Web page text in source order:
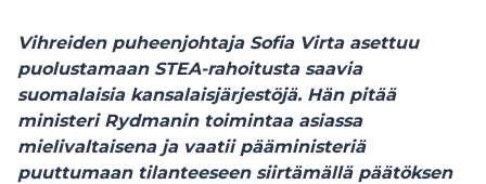
Vihreiden puheenjohtaja Sofia Virta asettuu
puolustamaan STEA-rahoitusta saavia
suomalaisia kansalaisjärjestöjä. Hän pitää
ministeri Rydmanin toimintaa asiassa
mielivaltaisena ja vaatii pääministeriä
puuttumaan tilanteeseen siirtämällä päätöksen